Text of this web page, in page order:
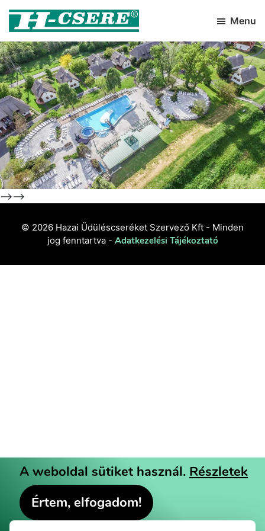
Skip
primary
navigation
Skip
main
content
H-
Csere
Hazai
Üdüléscseréket
Szervező
Kft
Menu
-->-->
Previous Next
© 2026 Hazai Üdüléscseréket Szervező Kft - Minden
jog fenntartva - Adatkezelési Tájékoztató
A weboldal sütiket használ. Részletek
Értem, elfogadom!